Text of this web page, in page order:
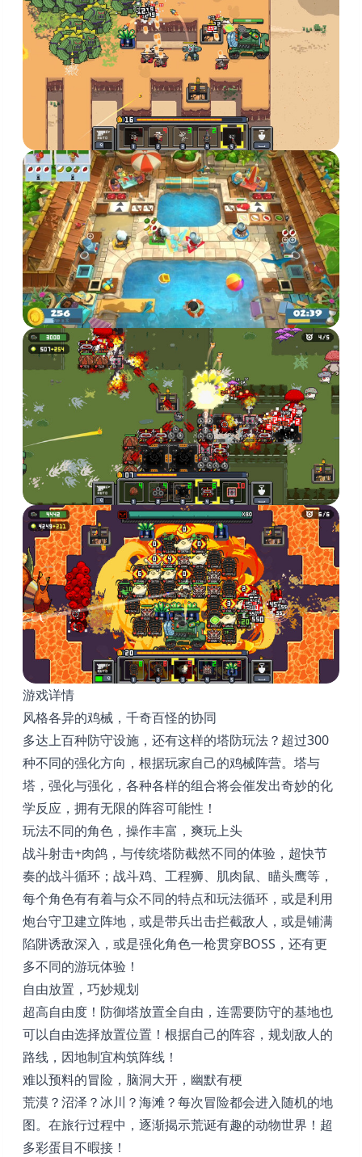
游戏详情
风格各异的鸡械，千奇百怪的协同
多达上百种防守设施，还有这样的塔防玩法？超过300
种不同的强化方向，根据玩家自己的鸡械阵营。塔与
塔，强化与强化，各种各样的组合将会催发出奇妙的化
学反应，拥有无限的阵容可能性！
玩法不同的角色，操作丰富，爽玩上头
战斗射击+肉鸽，与传统塔防截然不同的体验，超快节
奏的战斗循环；战斗鸡、工程狮、肌肉鼠、瞄头鹰等，
每个角色有有着与众不同的特点和玩法循环，或是利用
炮台守卫建立阵地，或是带兵出击拦截敌人，或是铺满
陷阱诱敌深入，或是强化角色一枪贯穿BOSS，还有更
多不同的游玩体验！
自由放置，巧妙规划
超高自由度！防御塔放置全自由，连需要防守的基地也
可以自由选择放置位置！根据自己的阵容，规划敌人的
路线，因地制宜构筑阵线！
难以预料的冒险，脑洞大开，幽默有梗
荒漠？沼泽？冰川？海滩？每次冒险都会进入随机的地
图。在旅行过程中，逐渐揭示荒诞有趣的动物世界！超
多彩蛋目不暇接！